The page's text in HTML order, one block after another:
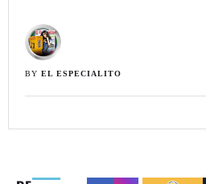
BY EL ESPECIALITO